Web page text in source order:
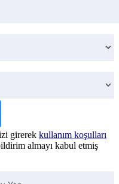
girerek kullanım koşulları
almayı kabul etmiş